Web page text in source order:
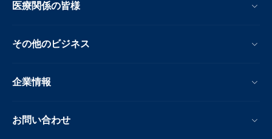
医療関係の皆様
その他のビジネス
企業情報
お問い合わせ